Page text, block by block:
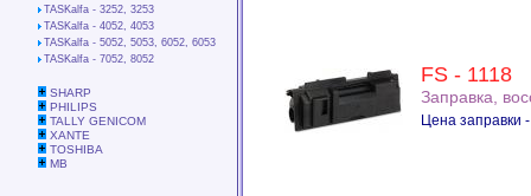
TASKalfa - 3252, 3253
TASKalfa - 4052, 4053
TASKalfa - 5052, 5053, 6052, 6053
TASKalfa - 7052, 8052
SHARP
PHILIPS
TALLY GENICOM
XANTE
TOSHIBA
MB
FS - 1118
Заправка,
Цена заправки